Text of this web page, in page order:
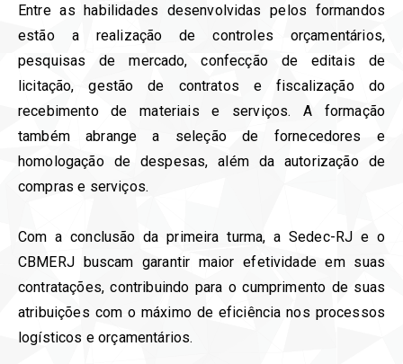
Entre as habilidades desenvolvidas pelos formandos
estão a realização de controles orçamentários,
pesquisas de mercado, confecção de editais de
licitação, gestão de contratos e fiscalização do
recebimento de materiais e serviços. A formação
também abrange a seleção de fornecedores e
homologação de despesas, além da autorização de
compras e serviços.
Com a conclusão da primeira turma, a Sedec-RJ e o
CBMERJ buscam garantir maior efetividade em suas
contratações, contribuindo para o cumprimento de suas
atribuições com o máximo de eficiência nos processos
logísticos e orçamentários.